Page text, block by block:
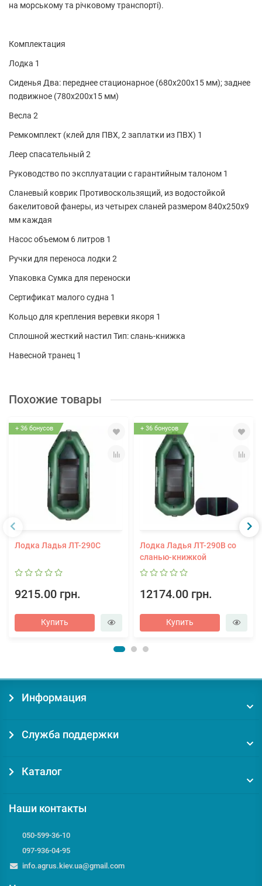
на морському та річковому транспорті).
Комплектация
Лодка 1
Сиденья Два: переднее стационарное (680х200х15 мм); заднее
подвижное (780х200х15 мм)
Весла 2
Ремкомплект (клей для ПВХ, 2 заплатки из ПВХ) 1
Леер спасательный 2
Руководство по эксплуатации с гарантийным талоном 1
Сланевый коврик Противоскользящий, из водостойкой
бакелитовой фанеры, из четырех сланей размером 840х250х9
мм каждая
Насос объемом 6 литров 1
Ручки для переноса лодки 2
Упаковка Сумка для переноски
Сертификат малого судна 1
Кольцо для крепления веревки якоря 1
Сплошной жесткий настил Тип: слань-книжка
Навесной транец 1
Похожие товары
+ 36 бонусов
Лодка Ладья ЛТ-290С
9215.00 грн.
Купить
+ 36 бонусов
Лодка Ладья ЛТ-290В со
сланью-книжкой
12174.00 грн.
Купить
Информация
Служба поддержки
Каталог
Наши контакты
050-599-36-10
097-936-04-95
info.agrus.kiev.ua@gmail.com